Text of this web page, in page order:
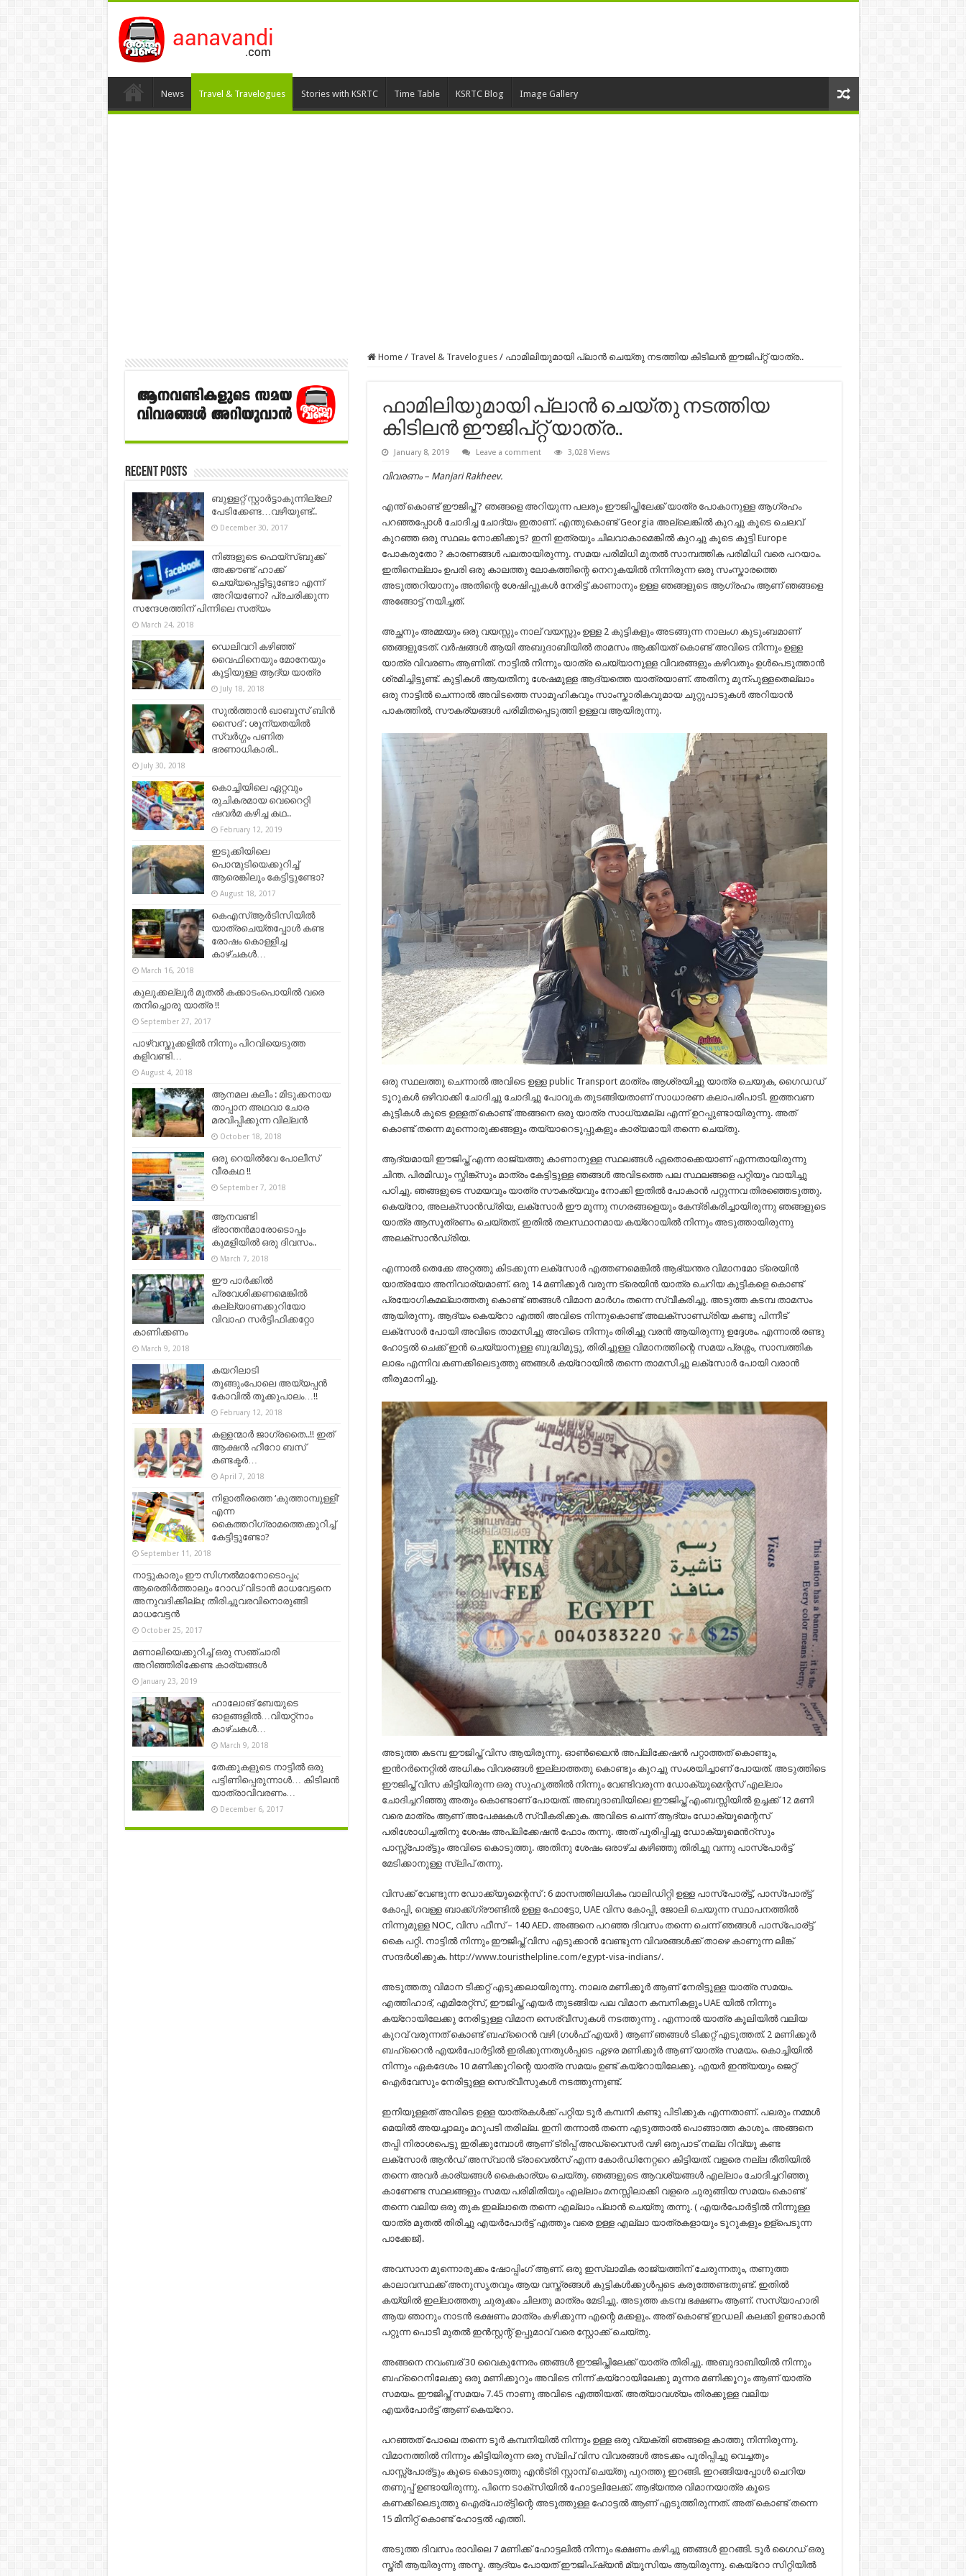
News Travel & Travelogues Stories with KSRTC Time Table KSRTC Blog Image Gallery
Home / Travel & Travelogues / ഫാമിലിയുമായി പ്ലാൻ ചെയ്തു നടത്തിയ കിടിലൻ ഈജിപ്റ്റ് യാത്ര..
ഫാമിലിയുമായി പ്ലാൻ ചെയ്തു നടത്തിയ
കിടിലൻ ഈജിപ്റ്റ് യാത്ര..
January 8, 2019 Leave a comment 3,028 Views
വിവരണം – Manjari Rakheev.
എന്ത് കൊണ്ട് ഈജിപ്ത് ? ഞങ്ങളെ അറിയുന്ന പലരും ഈജിപ്തിലേക്ക് യാത്ര പോകാനുള്ള ആഗ്രഹം
പറഞ്ഞപ്പോൾ ചോദിച്ച ചോദ്യം ഇതാണ്. എന്തുകൊണ്ട് Georgia അല്ലെങ്കിൽ കുറച്ചു കൂടെ ചെലവ്
കുറഞ്ഞ ഒരു സ്ഥലം നോക്കിക്കൂട? ഇനി ഇത്രയും ചിലവാകാമെങ്കിൽ കുറച്ചു കൂടെ കൂട്ടി Europe
പോകരുതോ ? കാരണങ്ങൾ പലതായിരുന്നു. സമയ പരിമിധി മുതൽ സാമ്പത്തിക പരിമിധി വരെ പറയാം.
ഇതിനെല്ലാം ഉപരി ഒരു കാലത്തു ലോകത്തിന്റെ നെറുകയിൽ നിന്നിരുന്ന ഒരു സംസ്കാരത്തെ
അടുത്തറിയാനും അതിന്റെ ശേഷിപ്പുകൾ നേരിട്ട് കാണാനും ഉള്ള ഞങ്ങളുടെ ആഗ്രഹം ആണ് ഞങ്ങളെ
അങ്ങോട്ട് നയിച്ചത്.
അച്ഛനും അമ്മയും ഒരു വയസ്സും നാല് വയസ്സും ഉള്ള 2 കുട്ടികളും അടങ്ങുന്ന നാലംഗ കുടുംബമാണ്
ഞങ്ങളുടേത്. വർഷങ്ങൾ ആയി അബുദാബിയിൽ താമസം ആക്കിയത് കൊണ്ട് അവിടെ നിന്നും ഉള്ള
യാത്ര വിവരണം ആണിത്. നാട്ടിൽ നിന്നും യാത്ര ചെയ്യാനുള്ള വിവരങ്ങളും കഴിവതും ഉൾപെടുത്താൻ
ശ്രമിച്ചിട്ടുണ്ട്. കുട്ടികൾ ആയതിനു ശേഷമുള്ള ആദ്യത്തെ യാത്രയാണ്. അതിനു മുന്പുള്ളതെല്ലാം
ഒരു നാട്ടിൽ ചെന്നാൽ അവിടത്തെ സാമൂഹികവും സാംസ്കാരികവുമായ ചുറ്റുപാടുകൾ അറിയാൻ
പാകത്തിൽ, സൗകര്യങ്ങൾ പരിമിതപ്പെടുത്തി ഉള്ളവ ആയിരുന്നു.
ഒരു സ്ഥലത്തു ചെന്നാൽ അവിടെ ഉള്ള public Transport മാത്രം ആശ്രയിച്ചു യാത്ര ചെയുക, ഗൈഡഡ്
ടൂറുകൾ ഒഴിവാക്കി ചോദിച്ചു ചോദിച്ചു പോവുക തുടങ്ങിയതാണ് സാധാരണ കലാപരിപാടി. ഇത്തവണ
കുട്ടികൾ കൂടെ ഉള്ളത് കൊണ്ട് അങ്ങനെ ഒരു യാത്ര സാധ്യമല്ല എന്ന് ഉറപ്പുണ്ടായിരുന്നു. അത്
കൊണ്ട് തന്നെ മുന്നൊരുക്കങ്ങളും തയ്യാറെടുപ്പുകളും കാര്യമായി തന്നെ ചെയ്തു.
ആദ്യമായി ഈജിപ്ത് എന്ന രാജ്യത്തു കാണാനുള്ള സ്ഥലങ്ങൾ ഏതൊക്കെയാണ് എന്നതായിരുന്നു
ചിന്ത. പിരമിഡും സ്ഫിങ്ക്സും മാത്രം കേട്ടിട്ടുള്ള ഞങ്ങൾ അവിടത്തെ പല സ്ഥലങ്ങളെ പറ്റിയും വായിച്ചു
പഠിച്ചു. ഞങ്ങളുടെ സമയവും യാത്ര സൗകര്യവും നോക്കി ഇതിൽ പോകാൻ പറ്റുന്നവ തിരഞ്ഞെടുത്തു.
കെയ്റോ, അലക്സാൻഡ്രിയ, ലക്സോർ ഈ മൂന്നു നഗരങ്ങളെയും കേന്ദ്രികരിച്ചായിരുന്നു ഞങ്ങളുടെ
യാത്ര ആസൂത്രണം ചെയ്തത്. ഇതിൽ തലസ്ഥാനമായ കയ്‌റോയിൽ നിന്നും അടുത്തായിരുന്നു
അലക്സാൻഡ്രിയ.
എന്നാൽ തെക്കേ അറ്റത്തു കിടക്കുന്ന ലക്സോർ എത്തണമെങ്കിൽ ആഭ്യന്തര വിമാനമോ ട്രെയിൻ
യാത്രയോ അനിവാര്യമാണ്. ഒരു 14 മണിക്കൂർ വരുന്ന ട്രെയിൻ യാത്ര ചെറിയ കുട്ടികളെ കൊണ്ട്
പ്രയോഗികമല്ലാത്തതു കൊണ്ട് ഞങ്ങൾ വിമാന മാർഗം തന്നെ സ്വീകരിച്ചു. അടുത്ത കടമ്പ താമസം
ആയിരുന്നു. ആദ്യം കെയ്റോ എത്തി അവിടെ നിന്നുകൊണ്ട് അലക്സാണ്ഡ്രിയ കണ്ടു പിന്നീട്
ലക്സോർ പോയി അവിടെ താമസിച്ചു അവിടെ നിന്നും തിരിച്ചു വരൻ ആയിരുന്നു ഉദ്ദേശം. എന്നാൽ രണ്ടു
ഹോട്ടൽ ചെക്ക് ഇൻ ചെയ്യാനുള്ള ബുദ്ധിമുട്ടു, തിരിച്ചുള്ള വിമാനത്തിന്റെ സമയ പ്രശ്നം, സാമ്പത്തിക
ലാഭം എന്നിവ കണക്കിലെടുത്തു ഞങ്ങൾ കയ്‌റോയിൽ തന്നെ താമസിച്ചു ലക്സോർ പോയി വരാൻ
തീരുമാനിച്ചു.
അടുത്ത കടമ്പ ഈജിപ്ത് വിസ ആയിരുന്നു. ഓൺലൈൻ അപ്ലിക്കേഷൻ പറ്റാത്തത് കൊണ്ടും,
ഇൻറർനെറ്റിൽ അധികം വിവരങ്ങൾ ഇല്ലാത്തതു കൊണ്ടും കുറച്ചു സംശയിച്ചാണ് പോയത്. അടുത്തിടെ
ഈജിപ്ത് വിസ കിട്ടിയിരുന്ന ഒരു സുഹൃത്തിൽ നിന്നും വേണ്ടിവരുന്ന ഡോക്യൂമെന്റസ് എല്ലാം
ചോദിച്ചറിഞ്ഞു അതും കൊണ്ടാണ് പോയത്. അബുദാബിയിലെ ഈജിപ്ത് എംബസ്സിയിൽ ഉച്ചക്ക് 12 മണി
വരെ മാത്രം ആണ് അപേക്ഷകൾ സ്വീകരിക്കുക. അവിടെ ചെന്ന് ആദ്യം ഡോക്യൂമെന്റസ്
പരിശോധിച്ചതിനു ശേഷം അപ്ലിക്കേഷൻ ഫോം തന്നു. അത് പൂരിപ്പിച്ചു ഡോക്യൂമെൻറ്സും
പാസ്സ്പോര്ട്ടും അവിടെ കൊടുത്തു. അതിനു ശേഷം ഒരാഴ്ച കഴിഞ്ഞു തിരിച്ചു വന്നു പാസ്പോർട്ട്
മേടിക്കാനുള്ള സ്ലിപ് തന്നു.
വിസക്ക് വേണ്ടുന്ന ഡോക്ക്യൂമെന്റസ് : 6 മാസത്തിലധികം വാലിഡിറ്റി ഉള്ള പാസ്പോര്ട്ട്, പാസ്പോര്ട്ട്
കോപ്പി, വെള്ള ബാക്ക്ഗ്രൗണ്ടിൽ ഉള്ള ഫോട്ടോ, UAE വിസ കോപ്പി, ജോലി ചെയുന്ന സ്ഥാപനത്തിൽ
നിന്നുമുള്ള NOC, വിസ ഫീസ് – 140 AED. അങ്ങനെ പറഞ്ഞ ദിവസം തന്നെ ചെന്ന് ഞങ്ങൾ പാസ്പോര്ട്ട്
കൈ പറ്റി. നാട്ടിൽ നിന്നും ഈജിപ്ത് വിസ എടുക്കാൻ വേണ്ടുന്ന വിവരങ്ങൾക്ക് താഴെ കാണുന്ന ലിങ്ക്
സന്ദർശിക്കുക. http://www.touristhelpline.com/egypt-visa-indians/.
അടുത്തതു വിമാന ടിക്കറ്റ് എടുക്കലായിരുന്നു. നാലര മണിക്കൂർ ആണ് നേരിട്ടുള്ള യാത്ര സമയം.
എത്തിഹാദ്, എമിരേറ്റ്സ്, ഈജിപ്ത് എയർ തുടങ്ങിയ പല വിമാന കമ്പനികളും UAE യിൽ നിന്നും
കയ്‌റോയിലേക്കു നേരിട്ടുള്ള വിമാന സെര്വീസുകൾ നടത്തുന്നു . എന്നാൽ യാത്ര കൂലിയിൽ വലിയ
കുറവ് വരുന്നത് കൊണ്ട് ബഹ്‌റൈൻ വഴി (ഗൾഫ് എയർ ) ആണ് ഞങ്ങൾ ടിക്കറ്റ് എടുത്തത്. 2 മണിക്കൂർ
ബഹ്‌റൈൻ എയർപോർട്ടിൽ ഇരിക്കുന്നതുൾപ്പടെ ഏഴര മണിക്കൂർ ആണ് യാത്ര സമയം. കൊച്ചിയിൽ
നിന്നും ഏകദേശം 10 മണിക്കൂറിന്റെ യാത്ര സമയം ഉണ്ട് കയ്‌റോയിലേക്കു. എയർ ഇന്ത്യയും ജെറ്റ്
ഐർവേസും നേരിട്ടുള്ള സെര്വീസുകൾ നടത്തുന്നുണ്ട്.
ഇനിയുള്ളത് അവിടെ ഉള്ള യാത്രകൾക്ക് പറ്റിയ ടൂർ കമ്പനി കണ്ടു പിടിക്കുക എന്നതാണ്. പലരും നമ്മൾ
മെയിൽ അയച്ചാലും മറുപടി തരില്ല. ഇനി തന്നാൽ തന്നെ എടുത്താൽ പൊങ്ങാത്ത കാശും. അങ്ങനെ
തപ്പി നിരാശപെട്ടു ഇരിക്കുമ്പോൾ ആണ് ട്രിപ്പ് അഡ്വൈസർ വഴി ഒരുപാട് നല്ല റിവ്യൂ കണ്ട
ലക്സോർ ആൻഡ് അസ്വാൻ ട്രാവെൽസ് എന്ന കോർഡിനേറ്ററെ കിട്ടിയത്. വളരെ നല്ല രീതിയിൽ
തന്നെ അവർ കാര്യങ്ങൾ കൈകാര്യം ചെയ്തു. ഞങ്ങളുടെ ആവശ്യങ്ങൾ എല്ലാം ചോദിച്ചറിഞ്ഞു
കാണേണ്ട സ്ഥലങ്ങളും സമയ പരിമിതിയും എല്ലാം മനസ്സിലാക്കി വളരെ ചുരുങ്ങിയ സമയം കൊണ്ട്
തന്നെ വലിയ ഒരു തുക ഇല്ലാതെ തന്നെ എല്ലാം പ്ലാൻ ചെയ്തു തന്നു. ( എയർപോർട്ടിൽ നിന്നുള്ള
യാത്ര മുതൽ തിരിച്ചു എയർപോർട്ട് എത്തും വരെ ഉള്ള എല്ലാ യാത്രകളായും ടൂറുകളും ഉള്പെടുന്ന
പാക്കേജ്).
അവസാന മുന്നൊരുക്കം ഷോപ്പിംഗ് ആണ്. ഒരു ഇസ്ലാമിക രാജ്യത്തിന് ചേരുന്നതും, തണുത്ത
കാലാവസ്ഥക്ക് അനുസൃതവും ആയ വസ്ത്രങ്ങൾ കുട്ടികൾക്കുൾപ്പടെ കരുത്തേണ്ടതുണ്ട്. ഇതിൽ
കയ്യിൽ ഇല്ലാത്തതു ചുരുക്കം ചിലതു മാത്രം മേടിച്ചു. അടുത്ത കടമ്പ ഭക്ഷണം ആണ്. സസ്യാഹാരി
ആയ ഞാനും നാടൻ ഭക്ഷണം മാത്രം കഴിക്കുന്ന എന്റെ മക്കളും. അത് കൊണ്ട് ഇഡലി കലക്കി ഉണ്ടാകാൻ
പറ്റുന്ന പൊടി മുതൽ ഇൻസ്റ്റന്റ് ഉപ്പുമാവ് വരെ സ്റ്റോക്ക് ചെയ്തു.
അങ്ങനെ നവംബര് 30 വൈകുന്നേരം ഞങ്ങൾ ഈജിപ്തിലേക്ക് യാത്ര തിരിച്ചു. അബുദാബിയിൽ നിന്നും
ബഹ്റൈനിലേക്കു ഒരു മണിക്കൂറും അവിടെ നിന്ന് കയ്‌റോയിലേക്കു മൂന്നര മണിക്കൂറും ആണ് യാത്ര
സമയം. ഈജിപ്ത് സമയം 7.45 നാണു അവിടെ എത്തിയത്. അത്യാവശ്യം തിരക്കുള്ള വലിയ
എയർപോർട്ട് ആണ് കെയ്റോ.
പറഞ്ഞത് പോലെ തന്നെ ടൂർ കമ്പനിയിൽ നിന്നും ഉള്ള ഒരു വ്യക്തി ഞങ്ങളെ കാത്തു നിന്നിരുന്നു.
വിമാനത്തിൽ നിന്നും കിട്ടിയിരുന്ന ഒരു സ്ലിപ് വിസ വിവരങ്ങൾ അടക്കം പൂരിപ്പിച്ചു വെച്ചതും
പാസ്സ്പോര്ട്ടും കൂടെ കൊടുത്തു എൻട്രി സ്റ്റാമ്പ് ചെയ്തു പുറത്തു ഇറങ്ങി. ഇറങ്ങിയപ്പോൾ ചെറിയ
തണുപ്പ് ഉണ്ടായിരുന്നു. പിന്നെ ടാക്സിയിൽ ഹോട്ടലിലേക്ക്. ആഭ്യന്തര വിമാനയാത്ര കൂടെ
കണക്കിലെടുത്തു ഐര്പോര്ട്ടിന്റെ അടുത്തുള്ള ഹോട്ടൽ ആണ് എടുത്തിരുന്നത്. അത് കൊണ്ട് തന്നെ
15 മിനിറ്റ് കൊണ്ട് ഹോട്ടൽ എത്തി.
അടുത്ത ദിവസം രാവിലെ 7 മണിക്ക് ഹോട്ടലിൽ നിന്നും ഭക്ഷണം കഴിച്ചു ഞങ്ങൾ ഇറങ്ങി. ടൂർ ഗൈഡ് ഒരു
സ്ത്രീ ആയിരുന്നു അസ്മ. ആദ്യം പോയത് ഈജിപ്ഷ്യൻ മ്യൂസിയം ആയിരുന്നു. കെയ്റോ സിറ്റിയിൽ
Recent Posts
ബുള്ളറ്റ് സ്റ്റാർട്ടാകുന്നില്ലേ?
പേടിക്കേണ്ട…വഴിയുണ്ട്..
December 30, 2017
നിങ്ങളുടെ ഫെയ്സ്ബുക്ക്
അക്കൗണ്ട് ഹാക്ക്
ചെയ്യപ്പെട്ടിട്ടുണ്ടോ എന്ന്
അറിയണോ? പ്രചരിക്കുന്ന
സന്ദേശത്തിന് പിന്നിലെ സത്യം
March 24, 2018
ഡെലിവറി കഴിഞ്ഞ്
വൈഫിനെയും മോനേയും
കൂട്ടിയുള്ള ആദ്യ യാത്ര
July 18, 2018
സുൽത്താൻ ഖാബൂസ് ബിൻ
സൈദ് : ശൂന്യതയിൽ
സ്വർഗ്ഗം പണിത
ഭരണാധികാരി..
July 30, 2018
കൊച്ചിയിലെ ഏറ്റവും
രുചികരമായ വെറൈറ്റി
ഷവർമ കഴിച്ച കഥ..
February 12, 2019
ഇടുക്കിയിലെ
പൊന്മുടിയെക്കുറിച്ച്
ആരെങ്കിലും കേട്ടിട്ടുണ്ടോ?
August 18, 2017
കെഎസ്ആര്‍ടിസിയില്‍
യാത്രചെയ്തപ്പോള്‍ കണ്ട
രോഷം കൊള്ളിച്ച
കാഴ്ചകള്‍…
March 16, 2018
കുലുക്കല്ലൂർ മുതൽ കക്കാടംപൊയിൽ വരെ
തനിച്ചൊരു യാത്ര !!
September 27, 2017
പാഴ്വസ്തുക്കളിൽ നിന്നും പിറവിയെടുത്ത
കളിവണ്ടി…
August 4, 2018
ആനമല കലീം : മിടുക്കനായ
താപ്പാന അഥവാ ചോര
മരവിപ്പിക്കുന്ന വില്ലൻ
October 18, 2018
ഒരു റെയിൽവേ പോലീസ്
വീരകഥ !!
September 7, 2018
ആനവണ്ടി
ഭ്രാന്തൻമാരോടൊപ്പം
കുമളിയിൽ ഒരു ദിവസം..
March 7, 2018
ഈ പാര്‍ക്കില്‍
പ്രവേശിക്കണമെങ്കില്‍
കല്ല്യാണക്കുറിയോ
വിവാഹ സര്‍ട്ടിഫിക്കറ്റോ
കാണിക്കണം
March 9, 2018
കയറിലാടി
തൂങ്ങുംപോലെ അയ്യപ്പന്‍
കോവില്‍ തൂക്കുപാലം…!!
February 12, 2018
കള്ളന്മാര്‍ ജാഗ്രതൈ..!! ഇത്
ആക്ഷന്‍ ഹീറോ ബസ്
കണ്ടക്ടര്‍…
April 7, 2018
നിളാതീരത്തെ ‘കുത്താമ്പുള്ളി’
എന്ന
കൈത്തറിഗ്രാമത്തെക്കുറിച്ച്
കേട്ടിട്ടുണ്ടോ?
September 11, 2018
നാട്ടുകാരും ഈ സിഗ്നൽമാനോടൊപ്പം;
ആരെതിർത്താലും റോഡ് വിടാൻ മാധവേട്ടനെ
അനുവദിക്കില്ല; തിരിച്ചുവരവിനൊരുങ്ങി
മാധവേട്ടൻ
October 25, 2017
മണാലിയെക്കുറിച്ച്‌ ഒരു സഞ്ചാരി
അറിഞ്ഞിരിക്കേണ്ട കാര്യങ്ങള്‍
January 23, 2019
ഹാലോങ് ബേയുടെ
ഓളങ്ങളിൽ…വിയറ്റ്നാം
കാഴ്ചകള്‍…
March 9, 2018
തേക്കുകളുടെ നാട്ടിൽ ഒരു
പട്ടിണിപ്പെരുന്നാൾ… കിടിലന്‍
യാത്രാവിവരണം…
December 6, 2017